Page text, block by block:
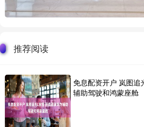
推荐阅读
免息配资开户 岚图追
辅助驾驶和鸿蒙座舱